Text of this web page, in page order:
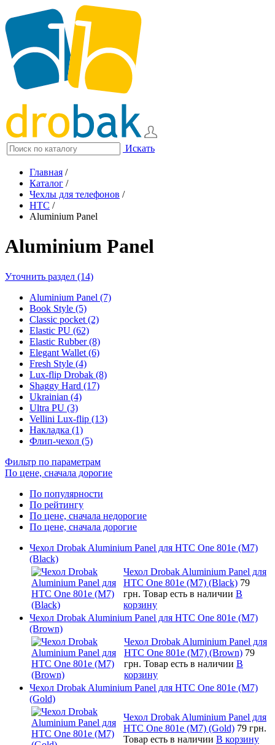
Искать
Главная /
Каталог /
Чехлы для телефонов /
HTC /
Aluminium Panel
Aluminium Panel
Уточнить раздел (14)
Aluminium Panel (7)
Book Style (5)
Classic pocket (2)
Elastic PU (62)
Elastic Rubber (8)
Elegant Wallet (6)
Fresh Style (4)
Lux-flip Drobak (8)
Shaggy Hard (17)
Ukrainian (4)
Ultra PU (3)
Vellini Lux-flip (13)
Накладка (1)
Флип-чехол (5)
Фильтр по параметрам
По цене, сначала дорогие
По популярности
По рейтингу
По цене, сначала недорогие
По цене, сначала дорогие
Чехол Drobak Aluminium Panel для HTC One 801e (M7)
(Black)
Чехол Drobak Aluminium Panel для
HTC One 801e (M7) (Black) 79
грн. Товар есть в наличии В
корзину
Чехол Drobak Aluminium Panel для HTC One 801e (M7)
(Brown)
Чехол Drobak Aluminium Panel для
HTC One 801e (M7) (Brown) 79
грн. Товар есть в наличии В
корзину
Чехол Drobak Aluminium Panel для HTC One 801e (M7)
(Gold)
Чехол Drobak Aluminium Panel для
HTC One 801e (M7) (Gold) 79 грн.
Товар есть в наличии В корзину